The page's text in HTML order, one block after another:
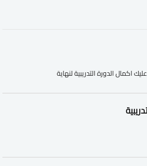
اكمال الدورة التدريبية لنهاية